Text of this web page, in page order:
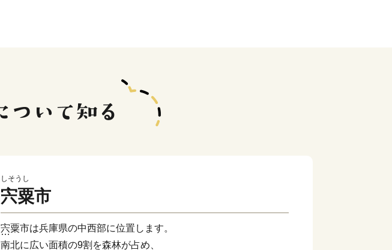
しそうし
宍粟市
宍粟市は兵庫県の中西部に位置します。
南北に広い面積の9割を森林が占め、